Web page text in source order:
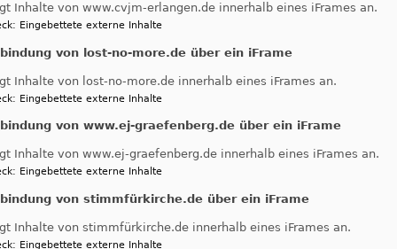
Cookie-Einstellungen
Barrierefreiheitserklärung
Inhalte von www.cvjm-erlangen.de innerhalb eines iFrames an.
: Eingebettete externe Inhalte
von lost-no-more.de über ein iFrame
Inhalte von lost-no-more.de innerhalb eines iFrames an.
: Eingebettete externe Inhalte
von www.ej-graefenberg.de über ein iFrame
Inhalte von www.ej-graefenberg.de innerhalb eines iFrames an.
: Eingebettete externe Inhalte
von stimmfürkirche.de über ein iFrame
Inhalte von stimmfürkirche.de innerhalb eines iFrames an.
: Eingebettete externe Inhalte